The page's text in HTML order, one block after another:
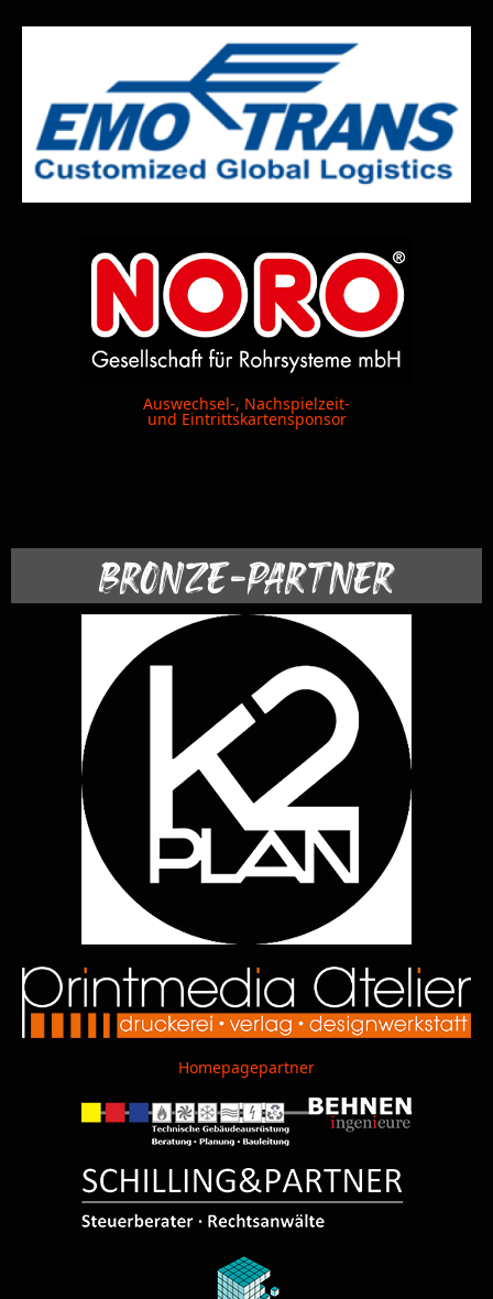
Auswechsel-, Nachspielzeit-
und Eintrittskartensponsor
BRONZE-PARTNER
Homepagepartner